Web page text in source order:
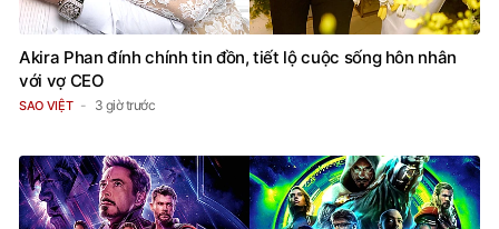
Akira Phan đính chính tin đồn, tiết lộ cuộc sống hôn nhân
với vợ CEO
SAO VIỆT 3 giờ trước